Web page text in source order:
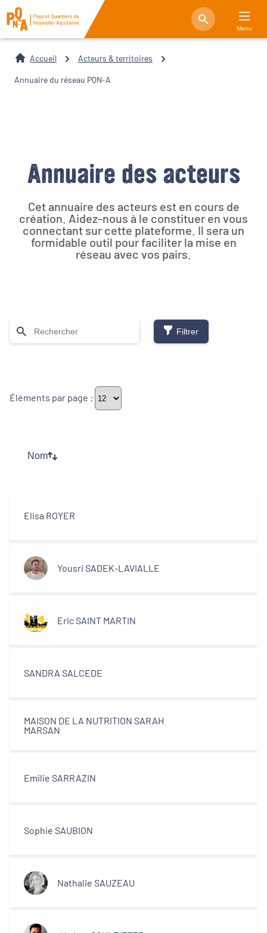
Menu
Accueil Acteurs & territoires
Annuaire du réseau PQN-A
Annuaire des acteurs
Cet annuaire des acteurs est en cours de
création. Aidez-nous à le constituer en vous
connectant sur cette plateforme. Il sera un
formidable outil pour faciliter la mise en
réseau avec vos pairs.
Éléments par page :
Filtrer
Thématiques
Dynamiques territoriales pour l’emploi
Territoires
Equipe technique et ingénierie
Partenaires
Nom
Elisa ROYER
Yousri SADEK-LAVIALLE
Eric SAINT MARTIN
SANDRA SALCEDE
MAISON DE LA NUTRITION SARAH
MARSAN
Emilie SARRAZIN
Sophie SAUBION
Nathalie SAUZEAU